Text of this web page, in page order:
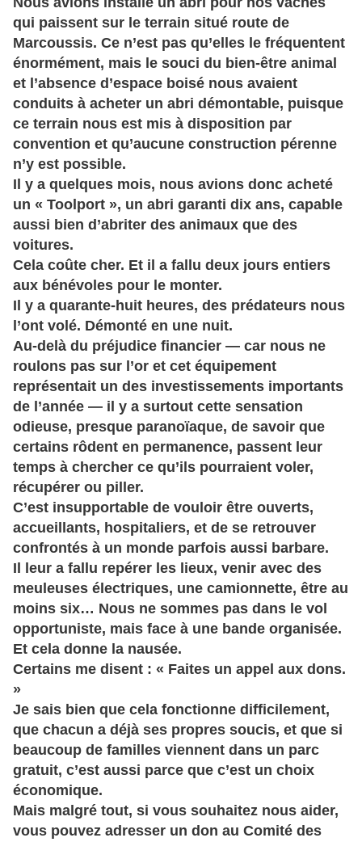
qui paissent sur le terrain situé route de
Marcoussis. Ce n’est pas qu’elles le fréquentent
énormément, mais le souci du bien-être animal
et l’absence d’espace boisé nous avaient
conduits à acheter un abri démontable, puisque
ce terrain nous est mis à disposition par
convention et qu’aucune construction pérenne
n’y est possible.
Il y a quelques mois, nous avions donc acheté
un « Toolport », un abri garanti dix ans, capable
aussi bien d’abriter des animaux que des
voitures.
Cela coûte cher. Et il a fallu deux jours entiers
aux bénévoles pour le monter.
Il y a quarante-huit heures, des prédateurs nous
l’ont volé. Démonté en une nuit.
Au-delà du préjudice financier — car nous ne
roulons pas sur l’or et cet équipement
représentait un des investissements importants
de l’année — il y a surtout cette sensation
odieuse, presque paranoïaque, de savoir que
certains rôdent en permanence, passent leur
temps à chercher ce qu’ils pourraient voler,
récupérer ou piller.
C’est insupportable de vouloir être ouverts,
accueillants, hospitaliers, et de se retrouver
confrontés à un monde parfois aussi barbare.
Il leur a fallu repérer les lieux, venir avec des
meuleuses électriques, une camionnette, être au
moins six… Nous ne sommes pas dans le vol
opportuniste, mais face à une bande organisée.
Et cela donne la nausée.
Certains me disent : « Faites un appel aux dons.
»
Je sais bien que cela fonctionne difficilement,
que chacun a déjà ses propres soucis, et que si
beaucoup de familles viennent dans un parc
gratuit, c’est aussi parce que c’est un choix
économique.
Mais malgré tout, si vous souhaitez nous aider,
vous pouvez adresser un don au Comité des